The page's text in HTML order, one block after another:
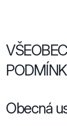
Obecná